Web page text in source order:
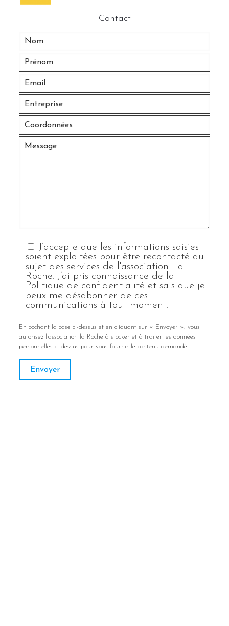
Contact
J’accepte que les informations saisies
soient exploitées pour être recontacté au
sujet des services de l'association La
Roche. J’ai pris connaissance de la
Politique de confidentialité et sais que je
peux me désabonner de ces
communications à tout moment.
En cochant la case ci-dessus et en cliquant sur « Envoyer », vous
autorisez l'association la Roche à stocker et à traiter les données
personnelles ci-dessus pour vous fournir le contenu demandé.